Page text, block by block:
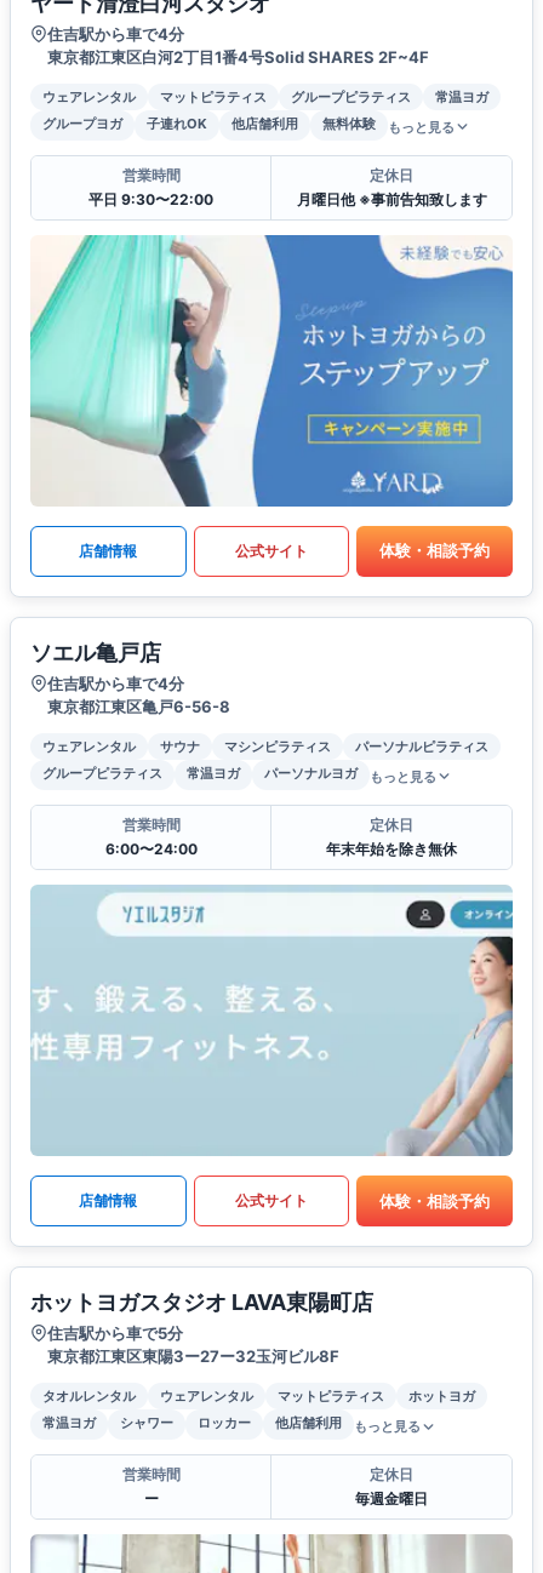
住吉駅から車で4分
東京都江東区白河2丁目1番4号Solid SHARES 2F~4F
ウェアレンタル マットピラティス グループピラティス
常温ヨガ
グループヨガ
子連れOK 他店舗利用 無料体験 もっと見る
営業時間
平日 9:30〜22:00
定休日
月曜日他 ※事前告知致します
店舗情報 公式サイト 体験・相談予約
ソエル亀戸店
住吉駅から車で4分
東京都江東区亀戸6-56-8
ウェアレンタル サウナ マシンピラティス
パーソナルピラティス
グループピラティス
常温ヨガ パーソナルヨガ もっと見る
営業時間
6:00〜24:00
定休日
年末年始を除き無休
店舗情報 公式サイト 体験・相談予約
ホットヨガスタジオ LAVA東陽町店
住吉駅から車で5分
東京都江東区東陽3ー27ー32玉河ビル8F
タオルレンタル ウェアレンタル マットピラティス
ホットヨガ
常温ヨガ
シャワー ロッカー 他店舗利用 もっと見る
営業時間
ー
定休日
毎週金曜日